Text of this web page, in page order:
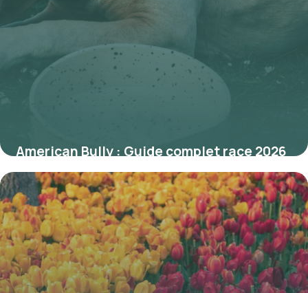
American Bully : Guide complet race 2026
21 mai 2026